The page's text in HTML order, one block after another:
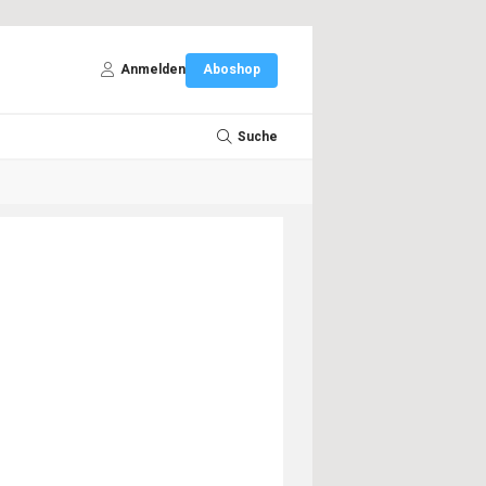
Anmelden Aboshop
Suche